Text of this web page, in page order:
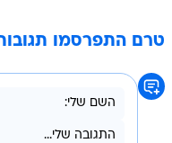
טרם התפרסמו